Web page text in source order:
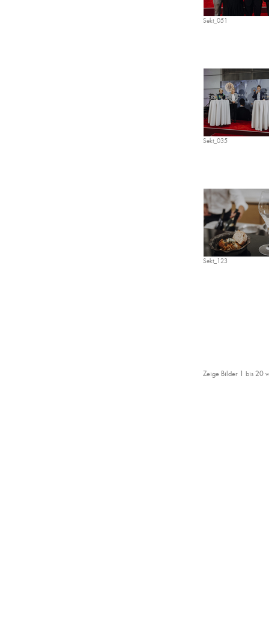
Sekt_051
Sekt_035
Sekt_123
Zeige Bilder 1 bis 20